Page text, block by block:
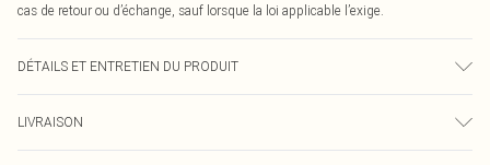
cas de retour ou d’échange, sauf lorsque la loi applicable l’exige.
DÉTAILS ET ENTRETIEN DU PRODUIT
de couleur peuvent se produire.
LIVRAISON